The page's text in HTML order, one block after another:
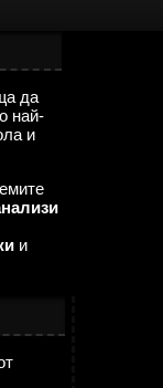
да
най-
и
и